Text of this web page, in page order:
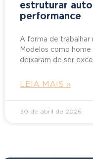
estruturar
performance
A forma de trabalhar
Modelos como
deixaram de ser
LEIA MAIS »
30 de abril de 2026